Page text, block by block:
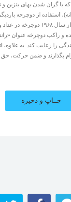
گران شدن بهای بنزین و
استفاده از دوچرخه باردیگر
طبق یک میثاق بین المللی، از سال
و راکب دوچرخه عنوان
را رعایت کند. به علاوه،
بگذارند و ضمن حرکت، حق